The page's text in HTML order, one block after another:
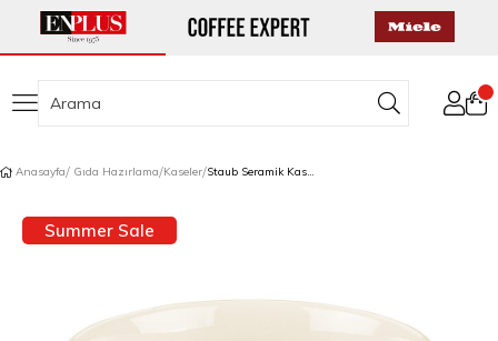
Anasayfa Gıda Hazırlama Kaseler Staub Seramik Kase Seti 6'lı Macaron Renkleri
Summer Sale